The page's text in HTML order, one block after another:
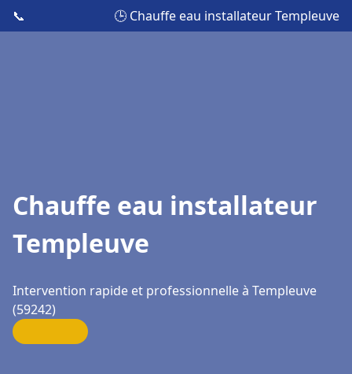
📞 🕒 Chauffe eau installateur Templeuve
Chauffe eau installateur
Templeuve
Intervention rapide et professionnelle à Templeuve
(59242)